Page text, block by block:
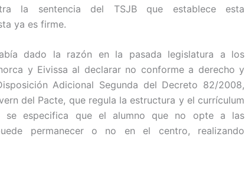
la sentencia del TSJB que establece esta
ya es firme.
dado la razón en la pasada legislatura a los
y Eivissa al declarar no conforme a derecho y
Adicional Segunda del Decreto 82/2008,
del Pacte, que regula la estructura y el currículum
se especifica que el alumno que no opte a las
permanecer o no en el centro, realizando